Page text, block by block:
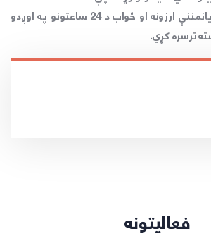
مسؤلیت دا و چې د زیانمننې ارزونه او ځواب د 24 ساعتونو په اوږدو
ترسره کړي.
فعالیتونه